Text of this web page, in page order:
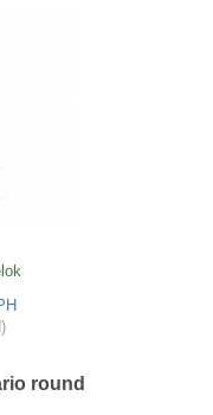
round